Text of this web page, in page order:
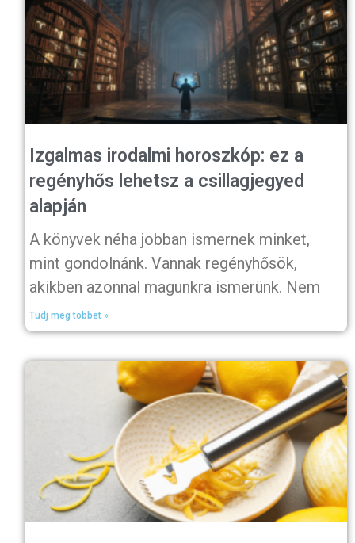
Izgalmas irodalmi horoszkóp: ez a
regényhős lehetsz a csillagjegyed
alapján
A könyvek néha jobban ismernek minket,
mint gondolnánk. Vannak regényhősök,
akikben azonnal magunkra ismerünk. Nem
Tudj meg többet »